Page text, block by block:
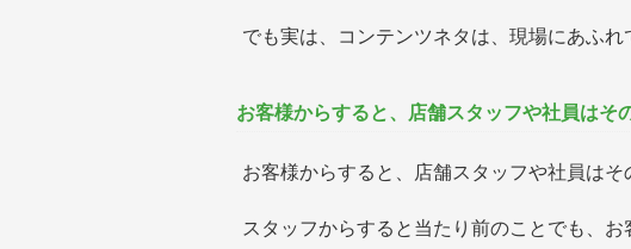
でも実は、コンテンツネタは、現場にあふれ
お客様からすると、店舗スタッフや社員はそ
お客様からすると、店舗スタッフや社員はそ
スタッフからすると当たり前のことでも、